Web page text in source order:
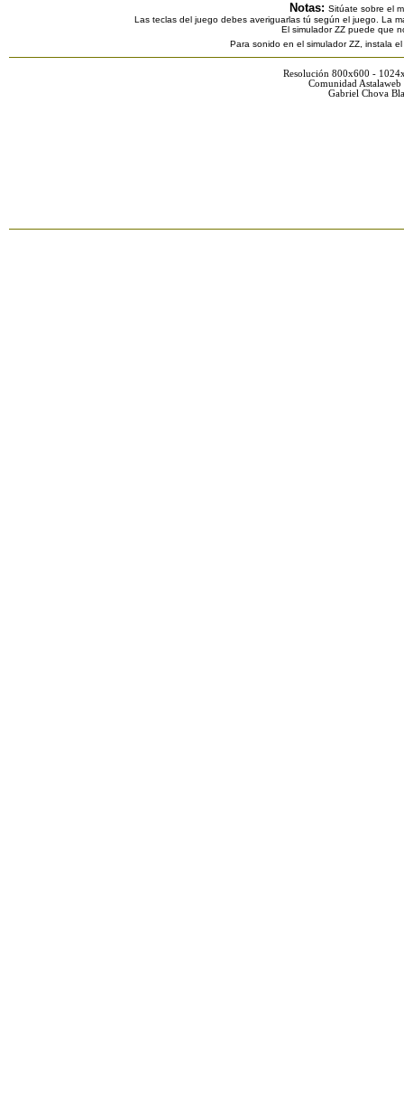
Notas: Sitúate sobre el
Las teclas del juego debes averiguarlas tú según el juego. La
El simulador ZZ puede que
Para sonido en el simulador ZZ, instala
Resolución 800x600 -
Comunidad
Gabriel Chova